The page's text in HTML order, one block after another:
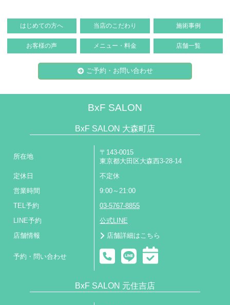
はじめての方へ 当店のこだわり 施術事例
お客様の声 メニュー・料金 店舗一覧
ご予約・お問い合わせ
BxF SALON
BxF SALON 大森町店
所在地
〒143-0015
東京都大田区大森西3-28-14
定休日 不定休
営業時間 9:00～21:00
TEL予約 03-5767-8855
LINE予約 公式LINE
店舗情報 店舗詳細はこちら
予約・問い合わせ
BxF SALON 元住吉店